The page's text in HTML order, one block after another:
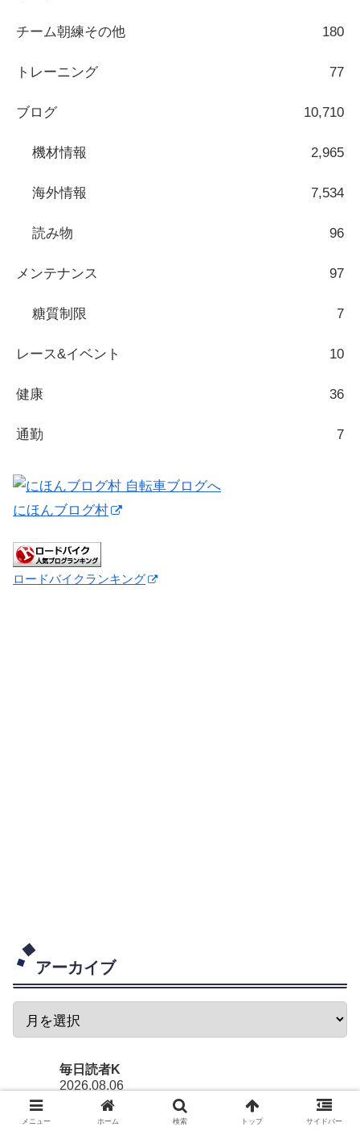
チーム朝練その他 180
トレーニング 77
ブログ 10,710
機材情報 2,965
海外情報 7,534
読み物 96
メンテナンス 97
糖質制限 7
レース&イベント 10
健康 36
通勤 7
にほんブログ村
ロードバイクランキング
アーカイブ
毎日読者K
2026.08.06
すごいガシガシスプリント！デカいから空気抵抗あるで
しょうけどパワーでねじ伏せててすごいです。
メニュー ホーム 検索 トップ サイドバー